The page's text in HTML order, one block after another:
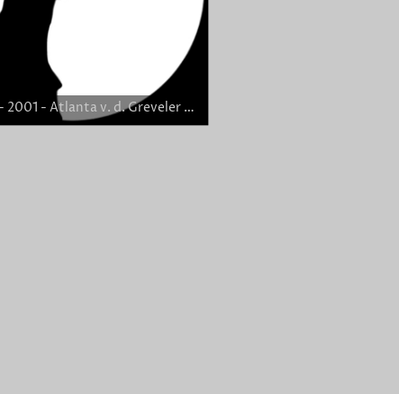
F-Wurf - 2001 - Atlanta v. d. Greveler Feldmark - Memory of Ireland RR - 6,5